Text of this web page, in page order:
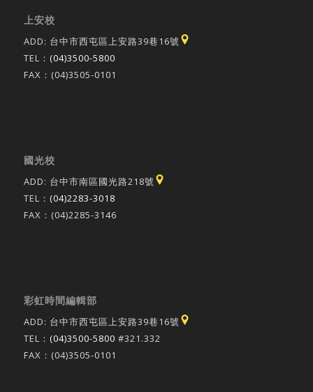
上安校
ADD: 台中市西屯區上安路39巷16號
TEL： (04)3500-5800
FAX：(04)3505-0101
國光校
ADD: 台中市南區國光路218號
TEL： (04)2283-3018
FAX：(04)2285-3146
彩虹時間編輯部
ADD: 台中市西屯區上安路39巷16號
TEL： (04)3500-5800 #321.332
FAX：(04)3505-0101